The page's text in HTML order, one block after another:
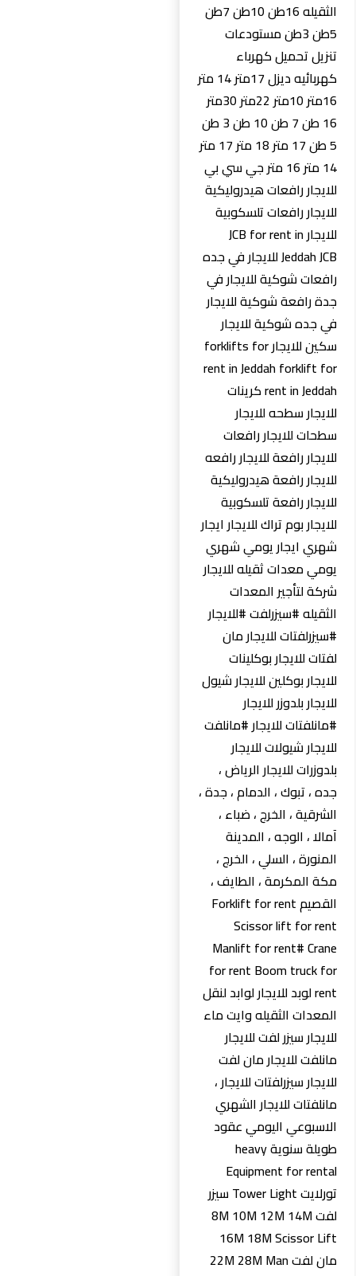
الثقيله 16طن 10طن 7طن
5طن 3طن مستودعات
تنزيل تحميل كهرباء
كهربائيه ديزل 17متر 14 متر
16متر 10متر 22متر 30متر
16 طن 7 طن 10 طن 3 طن
5 طن 17 متر 18 متر 17 متر
14 متر 16 متر جي سي بي
للايجار رافعات هيدروليكية
للايجار رافعات تلسكوبية
للايجار JCB for rent in
Jeddah JCB للايجار في جده
رافعات شوكية للايجار في
جدة رافعة شوكية للايجار
في جده شوكية للايجار
سكين للايجار forklifts for
rent in Jeddah forklift for
rent in Jeddah كرينات
للايجار سطحه للايجار
سطحات للايجار رافعات
للايجار رافعة للايجار رافعه
للايجار رافعة هيدروليكية
للايجار رافعة تلسكوبية
للايجار بوم تراك للايجار ايجار
شهري ايجار يومي شهري
يومي معدات ثقيله للايجار
شركة لتأجير المعدات
الثقيله #سيزرلفت #للايجار
#سيزرلفتات للايجار مان
لفتات للايجار بوكلينات
للايجار بوكلين للايجار شيول
للايجار بلدوزر للايجار
#مانلفتات للايجار #مانلفت
للايجار شيولات للايجار
بلدوزرات للايجار الرياض ،
جده ، تبوك ، الدمام ، جدة ،
الشرقية ، الخرج ، ضباء ،
آمالا ، الوجه ، المدينة
المنورة ، السلي ، الخرج ،
مكة المكرمة ، الطايف ،
القصيم Forklift for rent
Scissor lift for rent
Manlift for rent# Crane
for rent Boom truck for
rent لوبد للايجار لوابد لنقل
المعدات الثقيله وايت ماء
للايجار سيزر لفت للايجار
مانلفت للايجار مان لفت
للايجار سيزرلفتات للايجار ،
مانلفتات للايجار الشهري
الاسبوعي اليومي عقود
طويلة سنوية heavy
Equipment for rental
تورلايت Tower Light سيزر
لفت 8M 10M 12M 14M
16M 18M Scissor Lift
مان لفت 22M 28M Man